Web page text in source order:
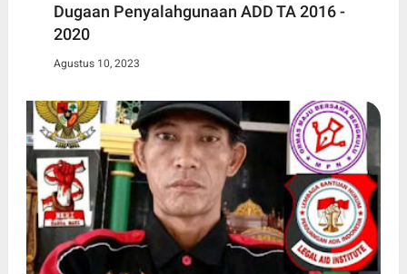
Dugaan Penyalahgunaan ADD TA 2016 -
2020
Agustus 10, 2023